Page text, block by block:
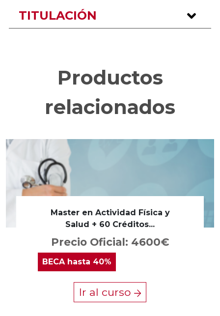
TITULACIÓN
Productos
relacionados
Master en Actividad Física y
Salud + 60 Créditos...
Precio Oficial: 4600€
BECAhasta 40%
Ir al curso